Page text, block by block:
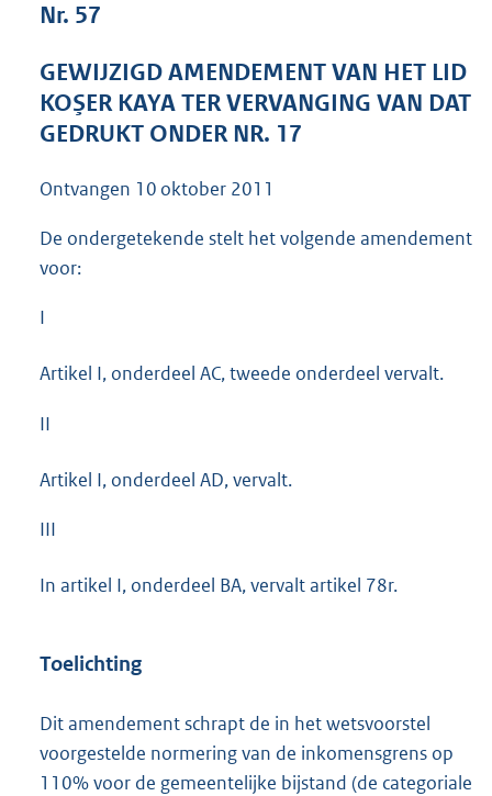
Nr. 57
GEWIJZIGD AMENDEMENT VAN HET LID
KOŞER KAYA TER VERVANGING VAN DAT
GEDRUKT ONDER NR. 17
Ontvangen 10 oktober 2011
De ondergetekende stelt het volgende amendement
voor:
I
Artikel I, onderdeel AC, tweede onderdeel vervalt.
II
Artikel I, onderdeel AD, vervalt.
III
In artikel I, onderdeel BA, vervalt artikel 78r.
Toelichting
Dit amendement schrapt de in het wetsvoorstel
voorgestelde normering van de inkomensgrens op
110% voor de gemeentelijke bijstand (de categoriale